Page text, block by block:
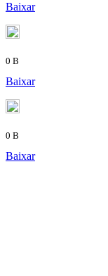
Baixar
0 B
Baixar
0 B
Baixar